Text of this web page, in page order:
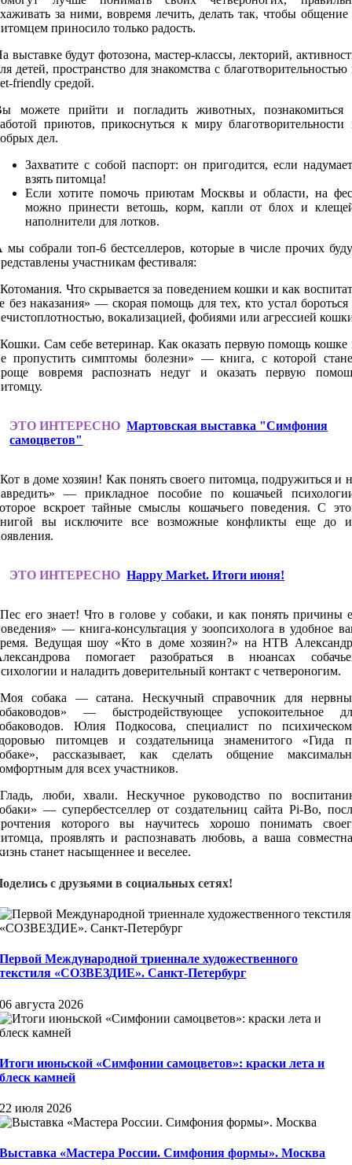
за ними, вовремя лечить, делать так, чтобы общение
приносило только радость.
выставке будут фотозона, мастер-классы, лекторий,
детей, пространство для знакомства с благотворительностью
friendly средой.
можете прийти и погладить животных, познакомиться
приютов, прикоснуться к миру благотворительности
дел.
Захватите с собой паспорт: он пригодится, если
взять питомца!
Если хотите помочь приютам Москвы и области, на
можно принести ветошь, корм, капли от блох и
наполнители для лотков.
мы собрали топ-6 бестселлеров, которые в числе прочих
участникам фестиваля:
Что скрывается за поведением кошки и как
без наказания» — скорая помощь для тех, кто устал бороться
вокализацией, фобиями или агрессией
Сам себе ветеринар. Как оказать первую помощь кошке
пропустить симптомы болезни» — книга, с которой
вовремя распознать недуг и оказать первую
ЭТО ИНТЕРЕСНО Мартовская выставка "Симфония
самоцветов"
в доме хозяин! Как понять своего питомца, подружиться и
— прикладное пособие по кошачьей
вскроет тайные смыслы кошачьего поведения. С
вы исключите все возможные конфликты еще до
ЭТО ИНТЕРЕСНО Happy Market. Итоги июня!
его знает! Что в голове у собаки, и как понять причины
— книга-консультация у зоопсихолога в удобное
Ведущая шоу «Кто в доме хозяин?» на НТВ
помогает разобраться в нюансах
и наладить доверительный контакт с четвероногим.
собака — сатана. Нескучный справочник для
— быстродействующее успокоительное
Юлия Подкосова, специалист по
питомцев и создательница знаменитого «Гида
рассказывает, как сделать общение
для всех участников.
люби, хвали. Нескучное руководство по
— супербестселлер от создательниц сайта Pi-Bo,
которого вы научитесь хорошо понимать
проявлять и распознавать любовь, а ваша
станет насыщеннее и веселее.
с друзьями в социальных сетях!
Первой Международной триеннале художественного
текстиля «СОЗВЕЗДИЕ». Санкт-Петербург
06 августа 2026
Итоги июньской «Симфонии самоцветов»: краски лета и
блеск камней
22 июля 2026
Выставка «Мастера России. Симфония формы». Москва